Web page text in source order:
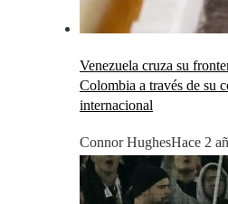
Venezuela cruza su
Colombia a través de su
internacional
Connor HughesHace 2